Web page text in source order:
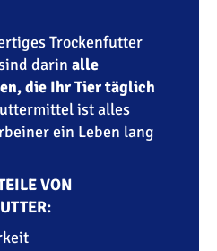
Trockenfutter
darin alle
die Ihr Tier täglich
ist alles
ein Leben lang
VON